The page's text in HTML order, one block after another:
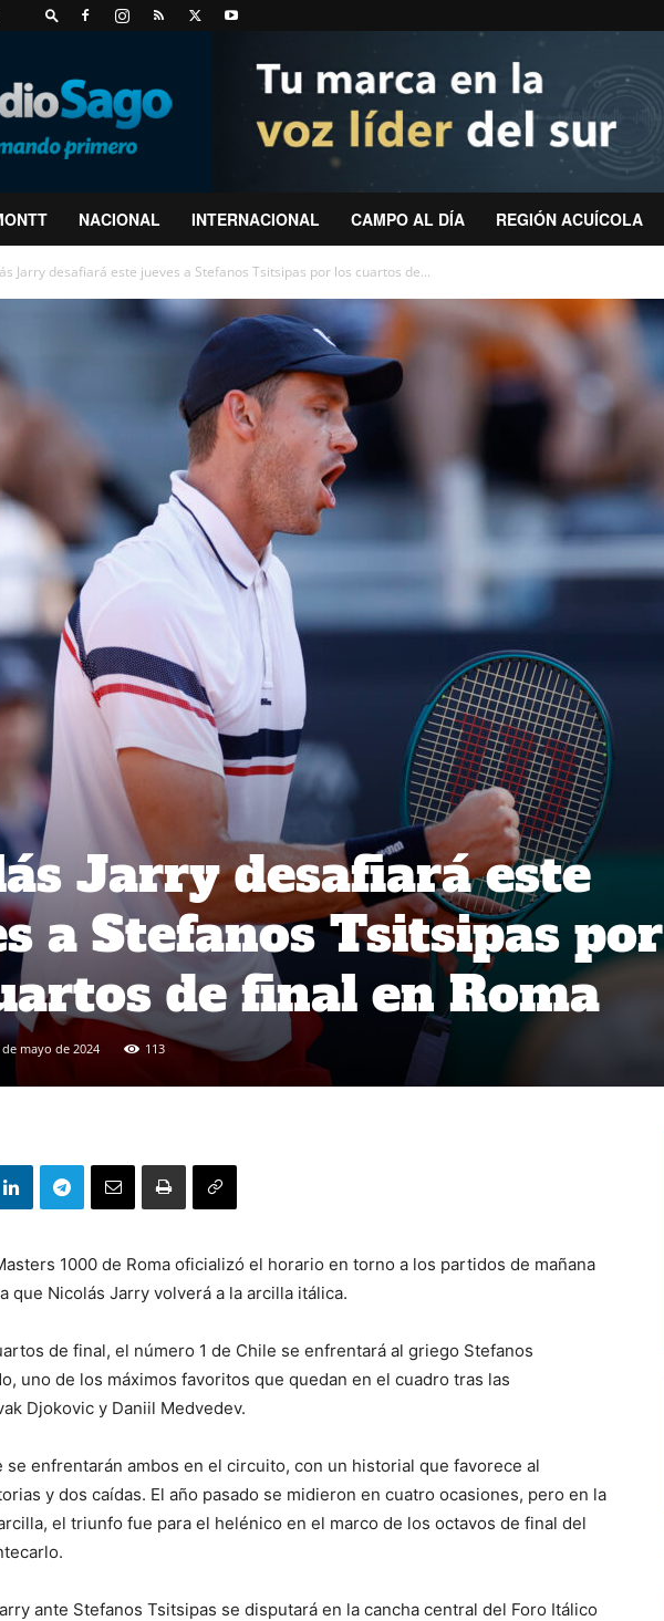
NACIONAL INTERNACIONAL CAMPO AL DÍA REGIÓN ACUÍCOLA
Jarry desafiará este jueves a Stefanos Tsitsipas por los cuartos de...
Jarry desafiará este
a Stefanos Tsitsipas por
de final en Roma
de mayo de 2024 113
1000 de Roma oficializó el horario en torno a los partidos de mañana
que Nicolás Jarry volverá a la arcilla itálica.
de final, el número 1 de Chile se enfrentará al griego Stefanos
uno de los máximos favoritos que quedan en el cuadro tras las
Djokovic y Daniil Medvedev.
se enfrentarán ambos en el circuito, con un historial que favorece al
y dos caídas. El año pasado se midieron en cuatro ocasiones, pero en la
el triunfo fue para el helénico en el marco de los octavos de final del
ante Stefanos Tsitsipas se disputará en la cancha central del Foro Itálico